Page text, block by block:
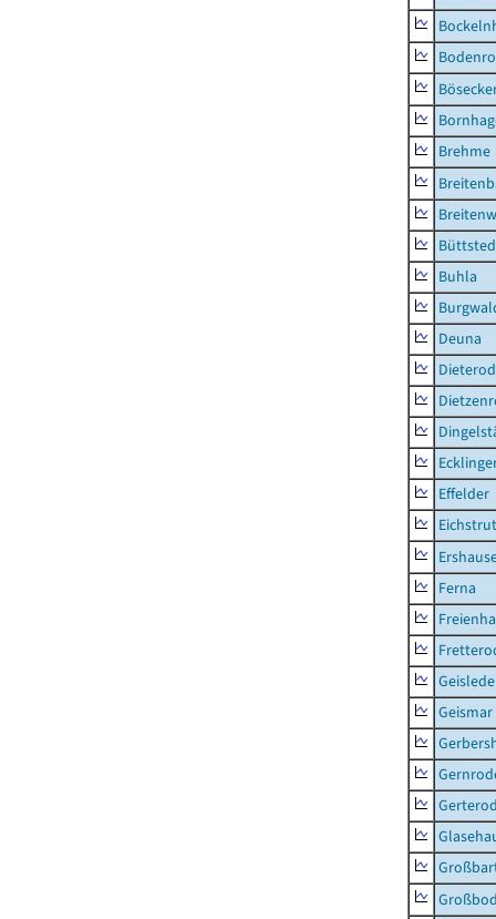
Brehme
Buhla
Deuna
Effelder
Ferna
Geismar